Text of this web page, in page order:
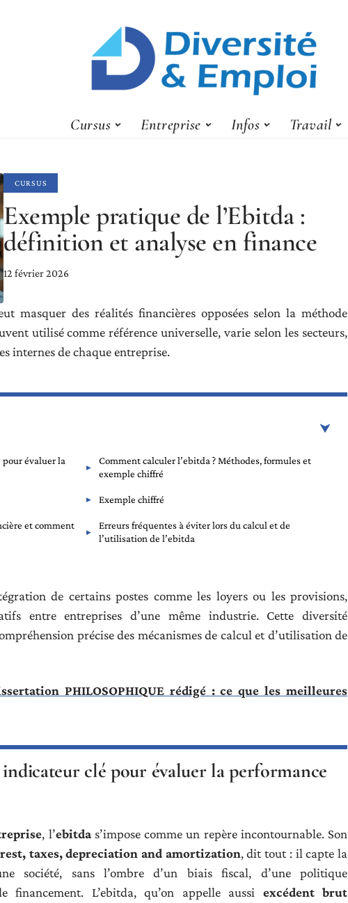
Cursus Entreprise Infos Travail
CURSUS
Exemple pratique de l’Ebitda :
définition et analyse en finance
12 février 2026
masquer des réalités financières opposées selon la méthode
utilisé comme référence universelle, varie selon les secteurs,
internes de chaque entreprise.
évaluer la
Comment calculer l’ebitda ? Méthodes, formules et
exemple chiffré
Exemple chiffré
et comment
Erreurs fréquentes à éviter lors du calcul et de
l’utilisation de l’ebitda
de certains postes comme les loyers ou les provisions,
entre entreprises d’une même industrie. Cette diversité
précise des mécanismes de calcul et d’utilisation de
PHILOSOPHIQUE rédigé : ce que les meilleures
clé pour évaluer la performance
, l’ebitdas’impose comme un repère incontournable. Son
taxes, depreciation and amortization, dit tout : il capte la
société, sans l’ombre d’un biais fiscal, d’une politique
financement. L’ebitda, qu’on appelle aussi excédent brut